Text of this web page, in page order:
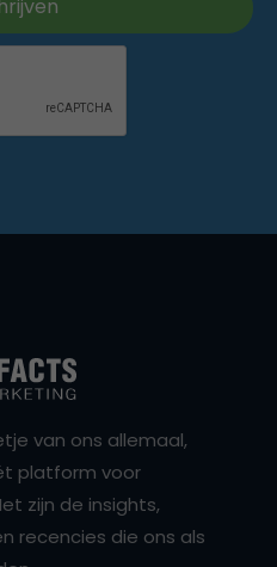
van ons allemaal,
platform voor
zijn de insights,
recencies die ons als